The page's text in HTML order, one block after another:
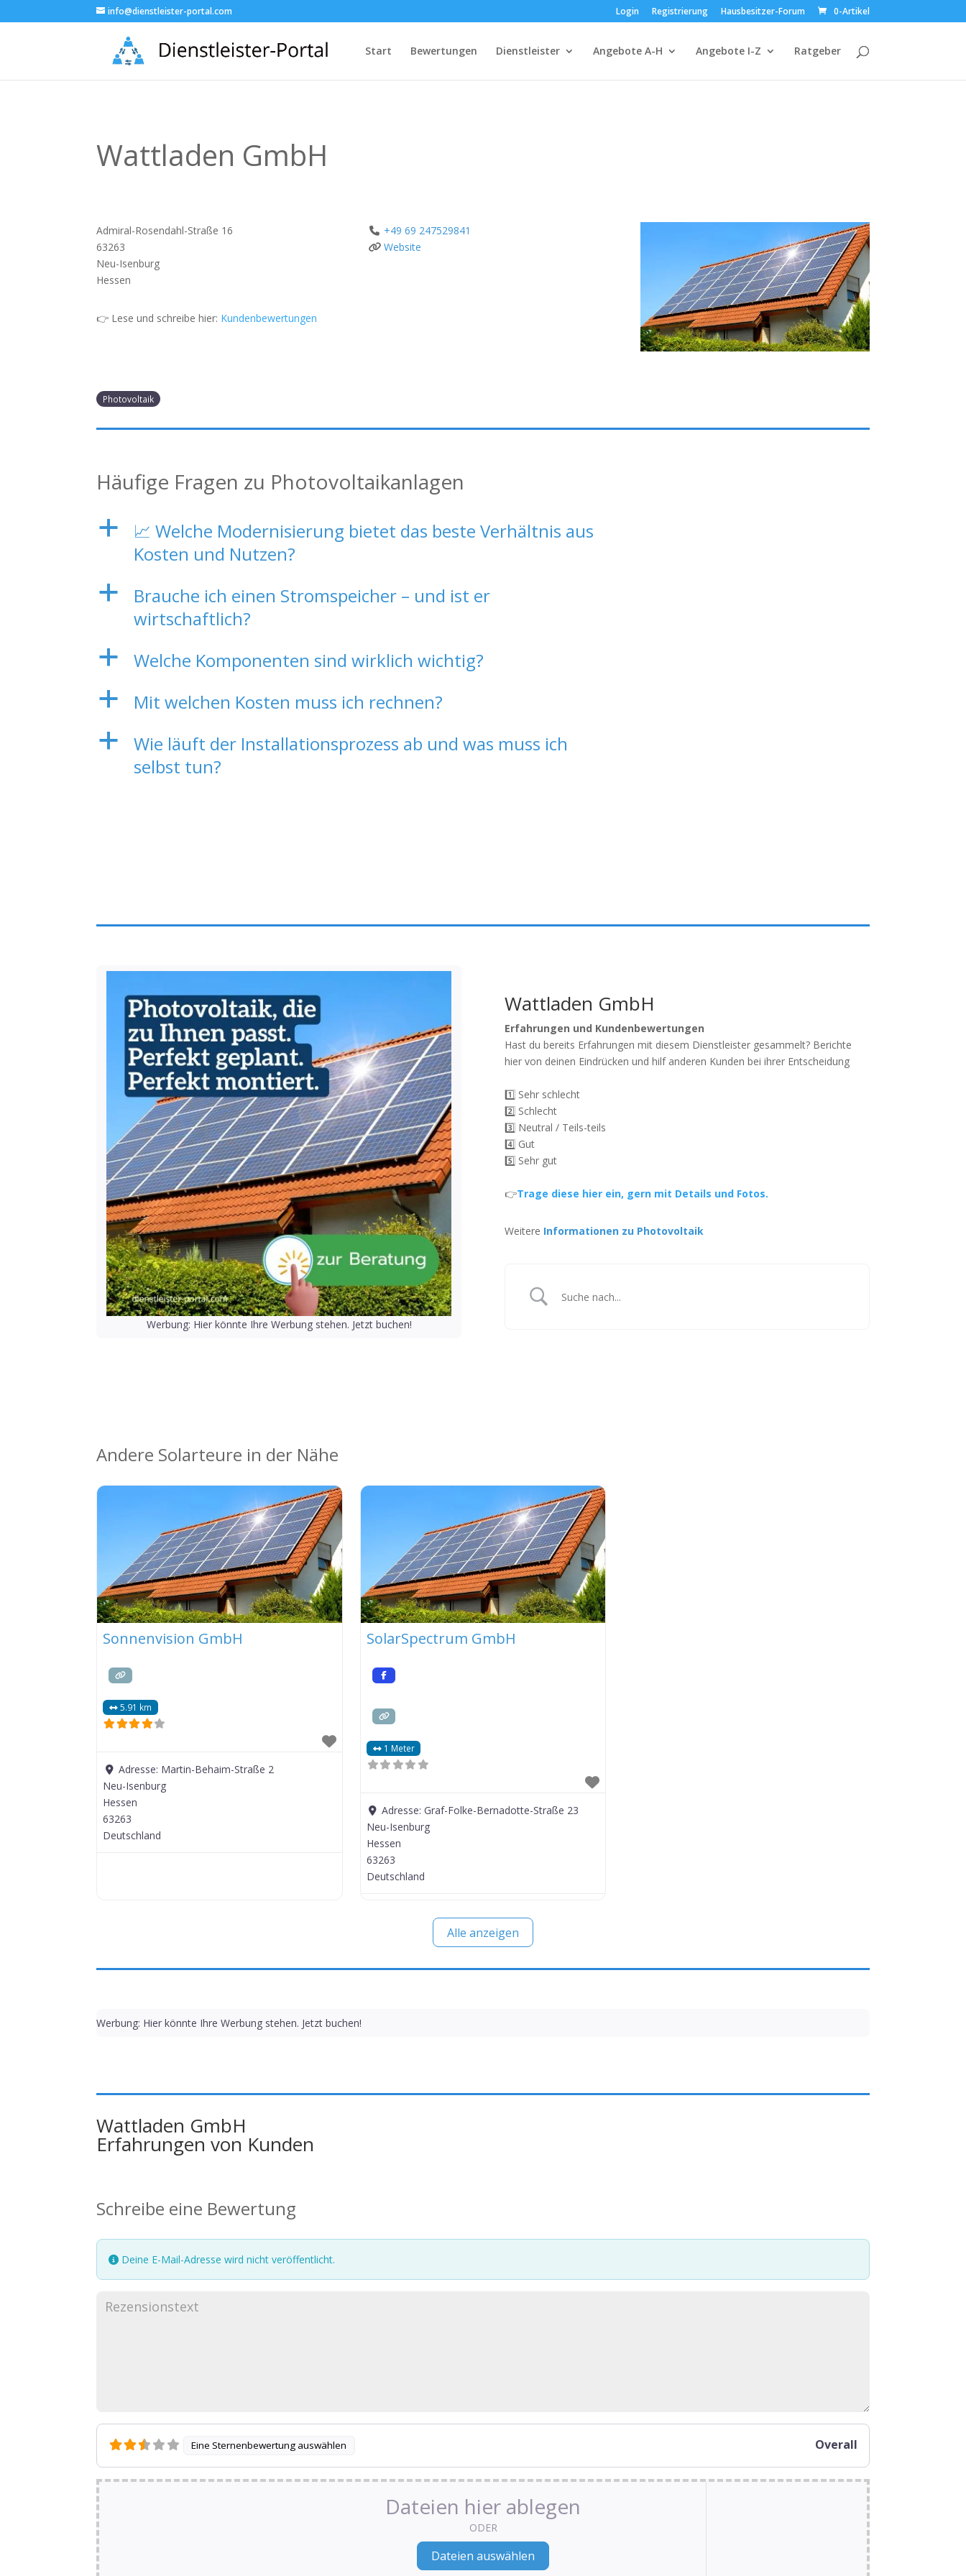
info@dienstleister-portal.com Login Registrierung Hausbesitzer-Forum 0-Artikel
Start Bewertungen Dienstleister Angebote A-H Angebote I-Z Ratgeber
Wattladen GmbH
Admiral-Rosendahl-Straße 16
63263
Neu-Isenburg
Hessen
👉 Lese und schreibe hier: Kundenbewertungen
+49 69 247529841
Website
Photovoltaik
Häufige Fragen zu Photovoltaikanlagen
a
📈 Welche Modernisierung bietet das beste Verhältnis aus
Kosten und Nutzen?
a
Brauche ich einen Stromspeicher – und ist er
wirtschaftlich?
a Welche Komponenten sind wirklich wichtig?
a Mit welchen Kosten muss ich rechnen?
a
Wie läuft der Installationsprozess ab und was muss ich
selbst tun?
Werbung: Hier könnte Ihre Werbung stehen. Jetzt buchen!
Wattladen GmbH
Erfahrungen und Kundenbewertungen
Hast du bereits Erfahrungen mit diesem Dienstleister gesammelt? Berichte
hier von deinen Eindrücken und hilf anderen Kunden bei ihrer Entscheidung
1️⃣ Sehr schlecht
2️⃣ Schlecht
3️⃣ Neutral / Teils-teils
4️⃣ Gut
5️⃣ Sehr gut
👉Trage diese hier ein, gern mit Details und Fotos.
Weitere Informationen zu Photovoltaik
Andere Solarteure in der Nähe
Sonnenvision GmbH
5.91 km
Adresse: Martin-Behaim-Straße 2
Neu-Isenburg
Hessen
63263
Deutschland
SolarSpectrum GmbH
1 Meter
Adresse:Graf-Folke-Bernadotte-Straße 23
Neu-Isenburg
Hessen
63263
Deutschland
Alle anzeigen
Werbung: Hier könnte Ihre Werbung stehen. Jetzt buchen!
Wattladen GmbH
Erfahrungen von Kunden
Schreibe eine Bewertung
Deine E-Mail-Adresse wird nicht veröffentlicht.
Eine Sternenbewertung auswählen Overall
Dateien hier ablegen
ODER